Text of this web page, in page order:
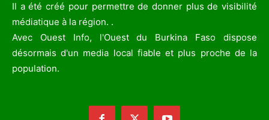
Il a été créé pour permettre de donner plus de visibilité
médiatique à la région. .
Avec Ouest Info, l'Ouest du Burkina Faso dispose
désormais d'un media local fiable et plus proche de la
population.